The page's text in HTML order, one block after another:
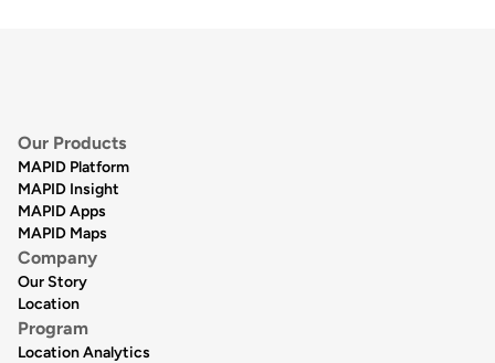
Our Products
MAPID Platform
MAPID Insight
MAPID Apps
MAPID Maps
Company
Our Story
Location
Program
Location Analytics